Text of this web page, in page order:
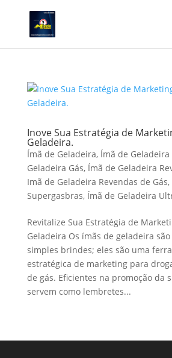
Inove Sua Estratégia de
Geladeira.
Ímã de Geladeira, Ímã de
Geladeira Gás, Ímã de Geladeira
Imã de Geladeira Revendas de Gás,
Supergasbras, Ímã de Geladeira
Revitalize Sua Estratégia de
Geladeira Os ímãs de geladeira
simples brindes; eles são uma
estratégica de marketing para
de gás. Eficientes na promoção da
servem como lembretes...